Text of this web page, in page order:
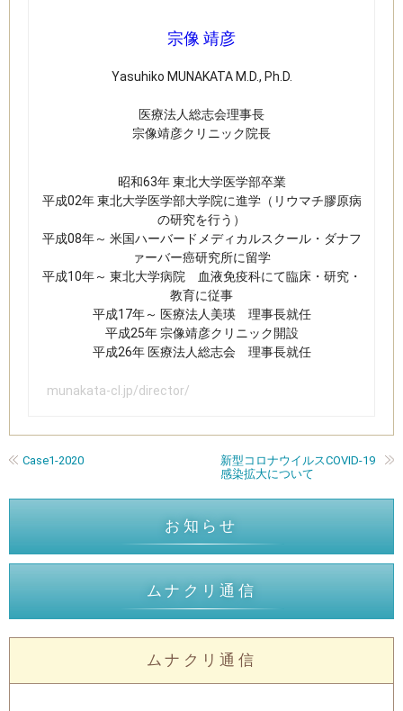
宗像 靖彦
Yasuhiko MUNAKATA M.D., Ph.D.
​医療法人総志会理事長
宗像靖彦クリニック​院長
昭和63年 東北大学医学部卒業​
平成02年 東北大学医学部大学院に進学（リウマチ膠原病
の研究を行う）
平成08年～ 米国ハーバードメディカルスクール・ダナフ
ァーバー癌研究所に留学
平成10年～ 東北大学病院 血液免疫科にて臨床・研究・
教育に従事
平成17年～ 医療法人美瑛 理事長就任
平成25年 宗像靖彦クリニック開設
平成26年 医療法人総志会 理事長就任​
munakata-cl.jp/director/
Case1-2020
新型コロナウイルスCOVID-19
感染拡大について
お知らせ
ムナクリ通信
ムナクリ通信